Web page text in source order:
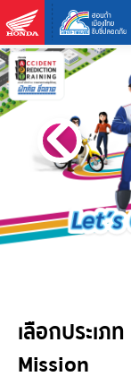
เลือกประเภท
Mission